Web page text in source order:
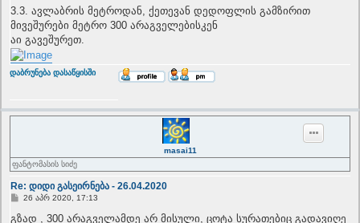
3.3. ავლაბრის მეტროდან, ქეთევან დედოფლის გამზირით
მივეშურები მეტრო 300 არაგველებისკენ
აი გავეშურეთ.
T
დაბრუნება დასაწყისში
masai11
ფანტომასის სიძე
Re: დიდი გასეირნება - 26.04.2020
P
s
26 აპრ 2020, 17:13
გზად , 300 არაგველამდე არ მისული, ცოტა სურათებიც გადავიღე